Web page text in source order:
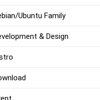
Ubuntu Family
& Design